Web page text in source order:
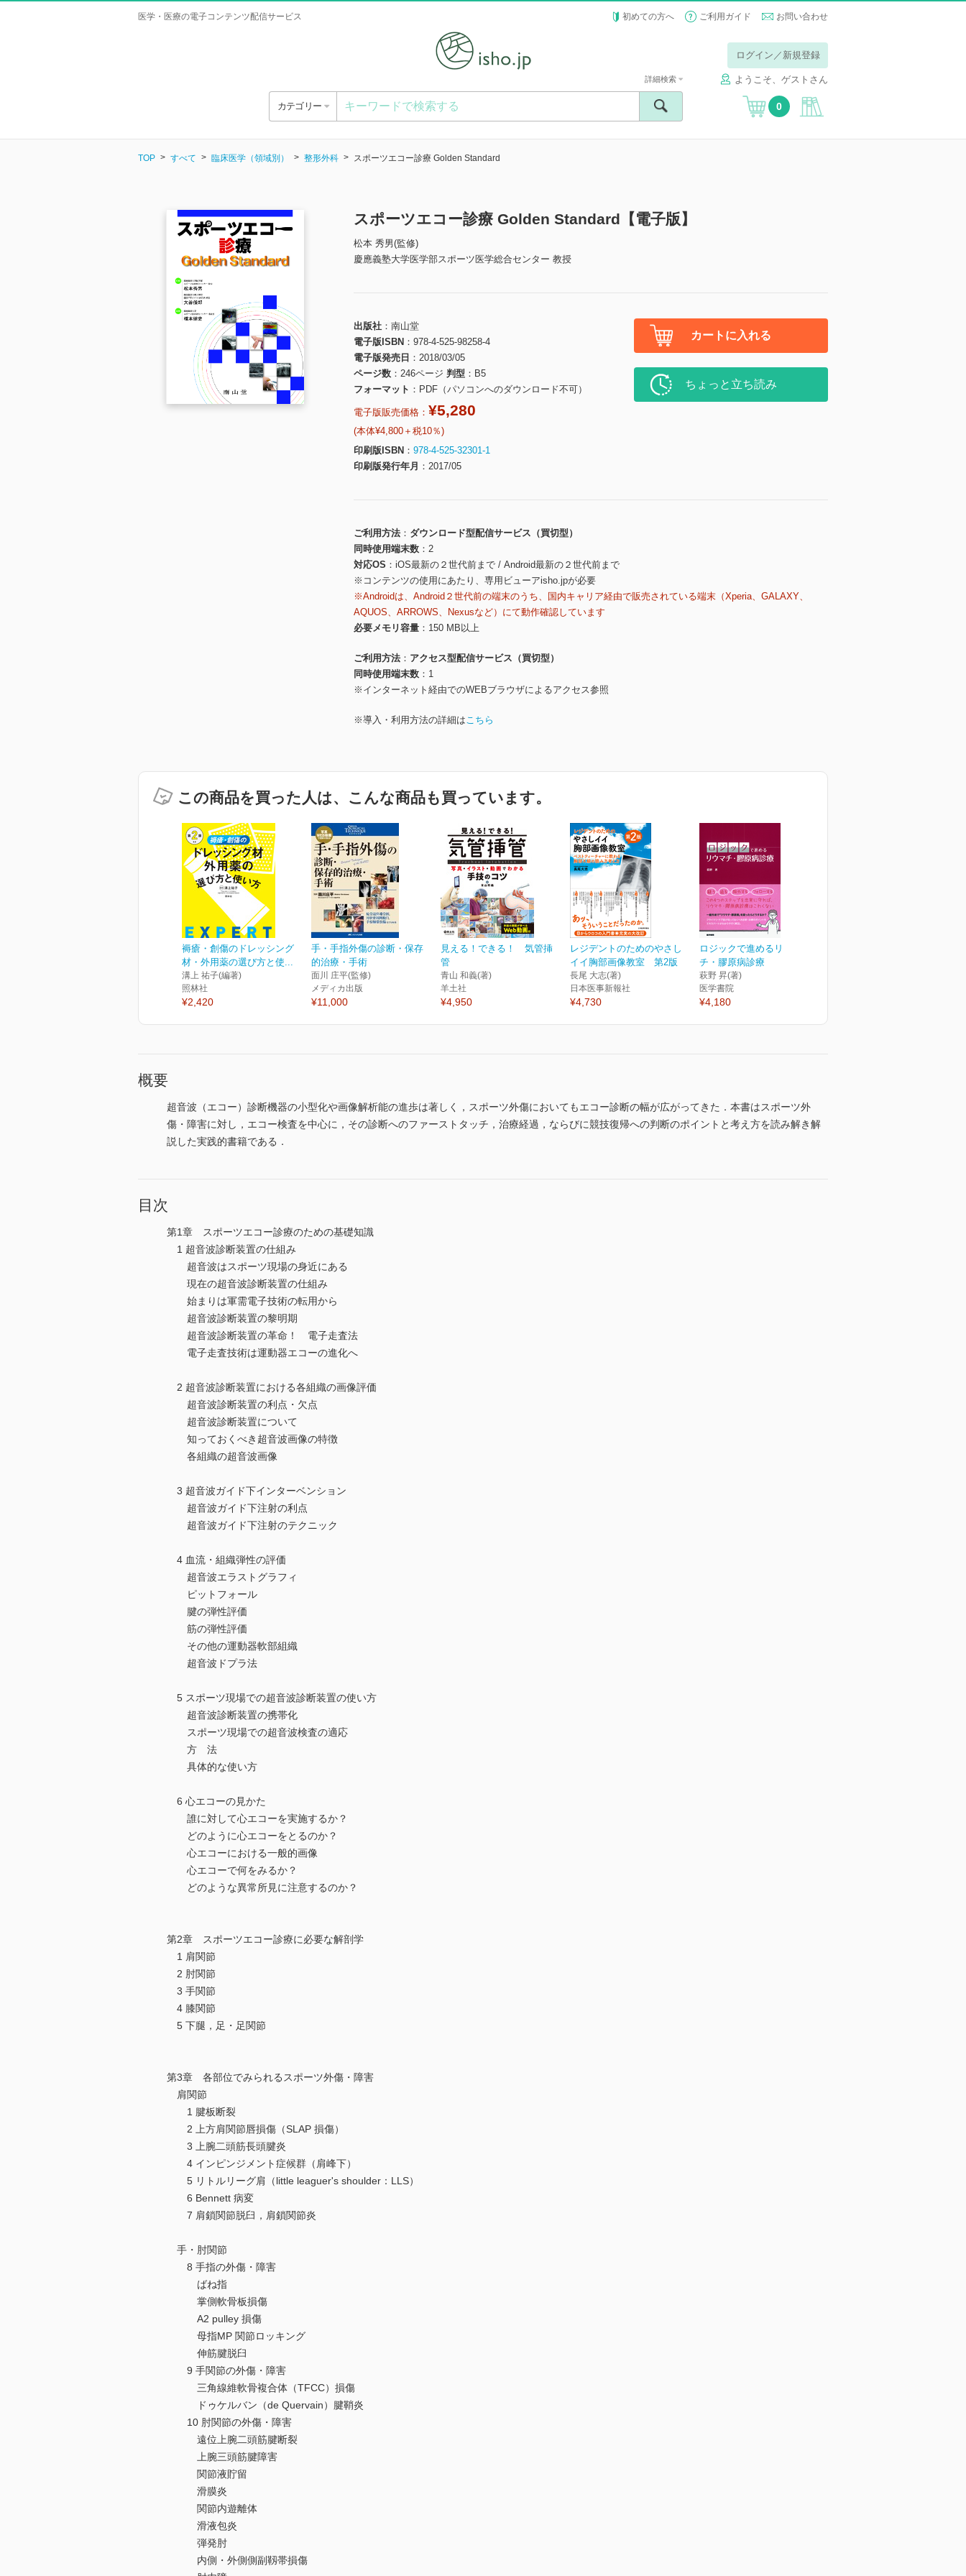
医学・医療の電子コンテンツ配信サービス 初めての方へ ご利用ガイド お問い合わせ
ログイン／新規登録
ようこそ、ゲストさん
カテゴリー
詳細検索
0
TOP すべて 臨床医学（領域別） 整形外科 スポーツエコー診療 Golden Standard
スポーツエコー診療 Golden Standard【電子版】
松本 秀男(監修)
慶應義塾大学医学部スポーツ医学総合センター 教授
出版社
南山堂
電子版ISBN
978-4-525-98258-4
電子版発売日
2018/03/05
ページ数
246ページ 判型
B5
フォーマット
PDF（パソコンへのダウンロード不可）
電子版販売価格： ¥5,280
(本体¥4,800＋税10％)
印刷版ISBN
978-4-525-32301-1
印刷版発行年月
2017/05
カートに入れる
ちょっと立ち読み
ご利用方法
ダウンロード型配信サービス（買切型）
同時使用端末数
2
対応OS
iOS最新の２世代前まで / Android最新の２世代前まで
※コンテンツの使用にあたり、専用ビューアisho.jpが必要
※Androidは、Android２世代前の端末のうち、国内キャリア経由で販売されている端末（Xperia、GALAXY、
AQUOS、ARROWS、Nexusなど）にて動作確認しています
必要メモリ容量
150 MB以上
ご利用方法
アクセス型配信サービス（買切型）
同時使用端末数
1
※インターネット経由でのWEBブラウザによるアクセス参照
※導入・利用方法の詳細はこちら
この商品を買った人は、こんな商品も買っています。
褥瘡・創傷のドレッシング
材・外用薬の選び方と使...
溝上 祐子(編著)
照林社
¥2,420
手・手指外傷の診断・保存
的治療・手術
面川 庄平(監修)
メディカ出版
¥11,000
見える！できる！ 気管挿
管
青山 和義(著)
羊土社
¥4,950
レジデントのためのやさし
イイ胸部画像教室 第2版
長尾 大志(著)
日本医事新報社
¥4,730
ロジックで進めるリウマ
チ・膠原病診療
萩野 昇(著)
医学書院
¥4,180
概要
超音波（エコー）診断機器の小型化や画像解析能の進歩は著しく，スポーツ外傷においてもエコー診断の幅が広がってきた．本書はスポーツ外
傷・障害に対し，エコー検査を中心に，その診断へのファーストタッチ，治療経過，ならびに競技復帰への判断のポイントと考え方を読み解き解
説した実践的書籍である．
目次
第1章 スポーツエコー診療のための基礎知識
1 超音波診断装置の仕組み
超音波はスポーツ現場の身近にある
現在の超音波診断装置の仕組み
始まりは軍需電子技術の転用から
超音波診断装置の黎明期
超音波診断装置の革命！ 電子走査法
電子走査技術は運動器エコーの進化へ
2 超音波診断装置における各組織の画像評価
超音波診断装置の利点・欠点
超音波診断装置について
知っておくべき超音波画像の特徴
各組織の超音波画像
3 超音波ガイド下インターベンション
超音波ガイド下注射の利点
超音波ガイド下注射のテクニック
4 血流・組織弾性の評価
超音波エラストグラフィ
ピットフォール
腱の弾性評価
筋の弾性評価
その他の運動器軟部組織
超音波ドプラ法
5 スポーツ現場での超音波診断装置の使い方
超音波診断装置の携帯化
スポーツ現場での超音波検査の適応
方 法
具体的な使い方
6 心エコーの見かた
誰に対して心エコーを実施するか？
どのように心エコーをとるのか？
心エコーにおける一般的画像
心エコーで何をみるか？
どのような異常所見に注意するのか？
第2章 スポーツエコー診療に必要な解剖学
1 肩関節
2 肘関節
3 手関節
4 膝関節
5 下腿，足・足関節
第3章 各部位でみられるスポーツ外傷・障害
肩関節
1 腱板断裂
2 上方肩関節唇損傷（SLAP 損傷）
3 上腕二頭筋長頭腱炎
4 インピンジメント症候群（肩峰下）
5 リトルリーグ肩（little leaguer's shoulder：LLS）
6 Bennett 病変
7 肩鎖関節脱臼，肩鎖関節炎
手・肘関節
8 手指の外傷・障害
ばね指
掌側軟骨板損傷
A2 pulley 損傷
母指MP 関節ロッキング
伸筋腱脱臼
9 手関節の外傷・障害
三角線維軟骨複合体（TFCC）損傷
ドゥケルバン（de Quervain）腱鞘炎
10 肘関節の外傷・障害
遠位上腕二頭筋腱断裂
上腕三頭筋腱障害
関節液貯留
滑膜炎
関節内遊離体
滑液包炎
弾発肘
内側・外側側副靱帯損傷